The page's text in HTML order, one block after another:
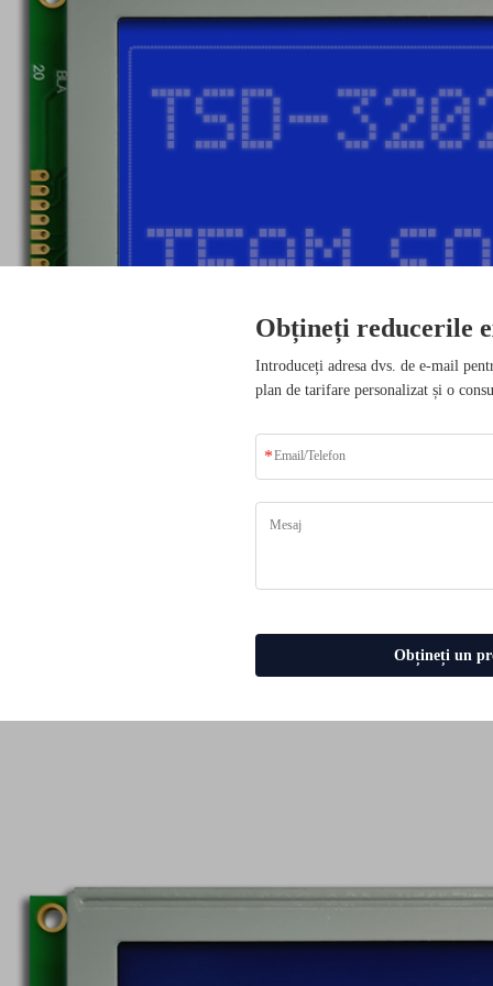
Obțineți reducerile
Introduceți adresa dvs. de e-mail
plan de tarifare personalizat și o
Obțineți un